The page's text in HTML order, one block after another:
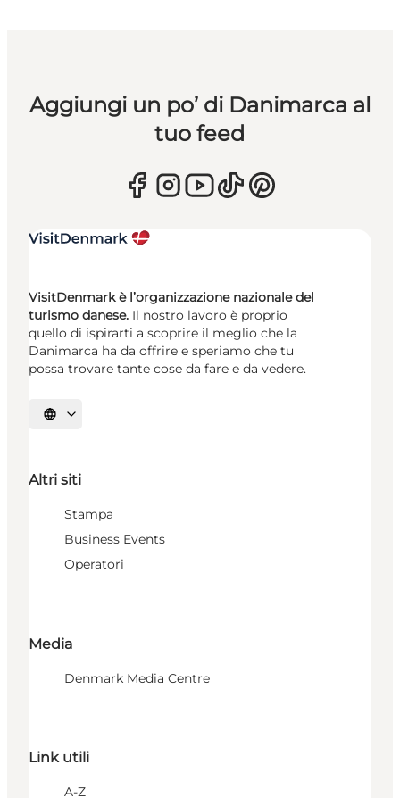
Aggiungi un po’ di Danimarca al
tuo feed
VisitDenmark è l’organizzazione nazionale del
turismo danese. Il nostro lavoro è proprio
quello di ispirarti a scoprire il meglio che la
Danimarca ha da offrire e speriamo che tu
possa trovare tante cose da fare e da vedere.
Seleziona la lingua
Altri siti
Stampa
Business Events
Operatori
Media
Denmark Media Centre
Link utili
A-Z